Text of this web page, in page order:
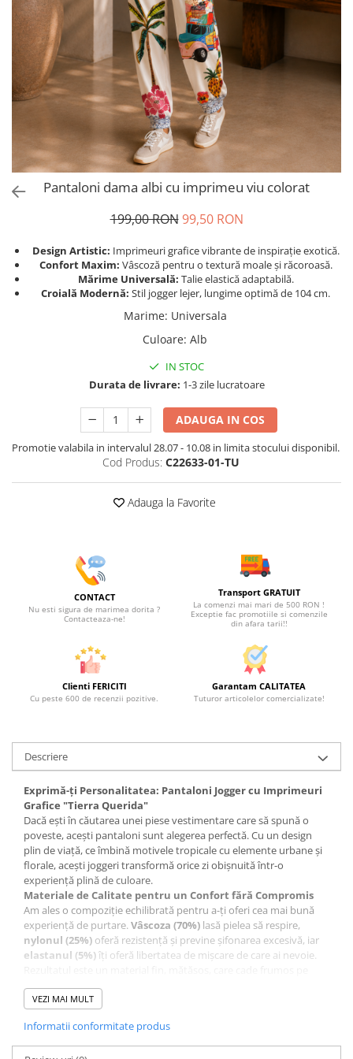
Tricouri si topuri
Rochii de eveniment
Pantaloni dama albi cu imprimeu viu colorat
199,00 RON 99,50 RON
Design Artistic: Imprimeuri grafice vibrante de inspirație exotică.
Confort Maxim: Vâscoză pentru o textură moale și răcoroasă.
Mărime Universală: Talie elastică adaptabilă.
Croială Modernă: Stil jogger lejer, lungime optimă de 104 cm.
Marime: Universala
Culoare: Alb
IN STOC
Durata de livrare: 1-3 zile lucratoare
ADAUGA IN COS
Promotie valabila in intervalul 28.07 - 10.08 in limita stocului disponibil.
Cod Produs: C22633-01-TU
Adauga la Favorite
CONTACT
Nu esti sigura de marimea dorita ?
Contacteaza-ne!
Transport GRATUIT
La comenzi mai mari de 500 RON !
Exceptie fac promotiile si comenzile
din afara tarii!!
Clienti FERICITI
Cu peste 600 de recenzii pozitive.
Garantam CALITATEA
Tuturor articolelor comercializate!
Descriere
Exprimă-ți Personalitatea: Pantaloni Jogger cu Imprimeuri
Grafice "Tierra Querida"
Dacă ești în căutarea unei piese vestimentare care să spună o
poveste, acești pantaloni sunt alegerea perfectă. Cu un design
plin de viață, ce îmbină motivele tropicale cu elemente urbane și
florale, acești joggeri transformă orice zi obișnuită într-o
experiență plină de culoare.
Materiale de Calitate pentru un Confort fără Compromis
Am ales o compoziție echilibrată pentru a-ți oferi cea mai bună
experiență de purtare.Vâscoza (70%) lasă pielea să respire,
nylonul (25%) oferă rezistență și previne șifonarea excesivă, iar
elastanul (5%)îți oferă libertatea de mișcare de care ai nevoie.
picior.
Sugestie de stil:
Adaugă o geantă din paie și ești gata pentru o plimbare sau o
vacanță de neuitat!
VEZI MAI MULT
Informatii conformitate produs